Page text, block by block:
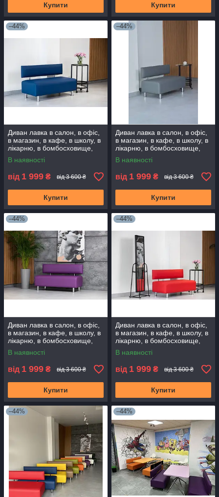
Купити Купити
–44%
Диван лавка в салон, в офіс,
в магазин, в кафе, в школу, в
лікарню, в бомбосховище,
додому. Диванчик очікування
В наявності
від 1 999 ₴ від 3 600 ₴
Купити
–44%
Диван лавка в салон, в офіс,
в магазин, в кафе, в школу, в
лікарню, в бомбосховище,
додому. Диванчик очікування
В наявності
від 1 999 ₴ від 3 600 ₴
Купити
–44%
Диван лавка в салон, в офіс,
в магазин, в кафе, в школу, в
лікарню, в бомбосховище,
додому. Диванчик очікування
В наявності
від 1 999 ₴ від 3 600 ₴
Купити
–44%
Диван лавка в салон, в офіс,
в магазин, в кафе, в школу, в
лікарню, в бомбосховище,
додому. Диванчик очікування
В наявності
від 1 999 ₴ від 3 600 ₴
Купити
–44% –44%